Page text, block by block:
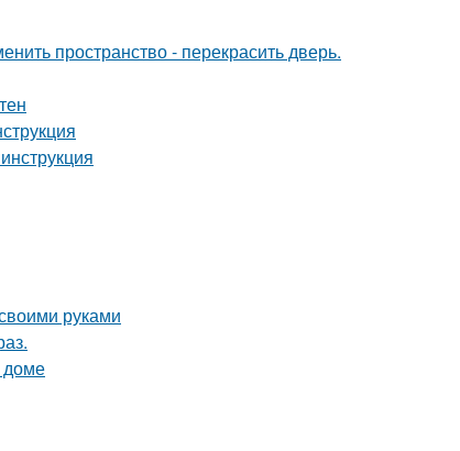
пространство - перекрасить дверь.
руками
доме